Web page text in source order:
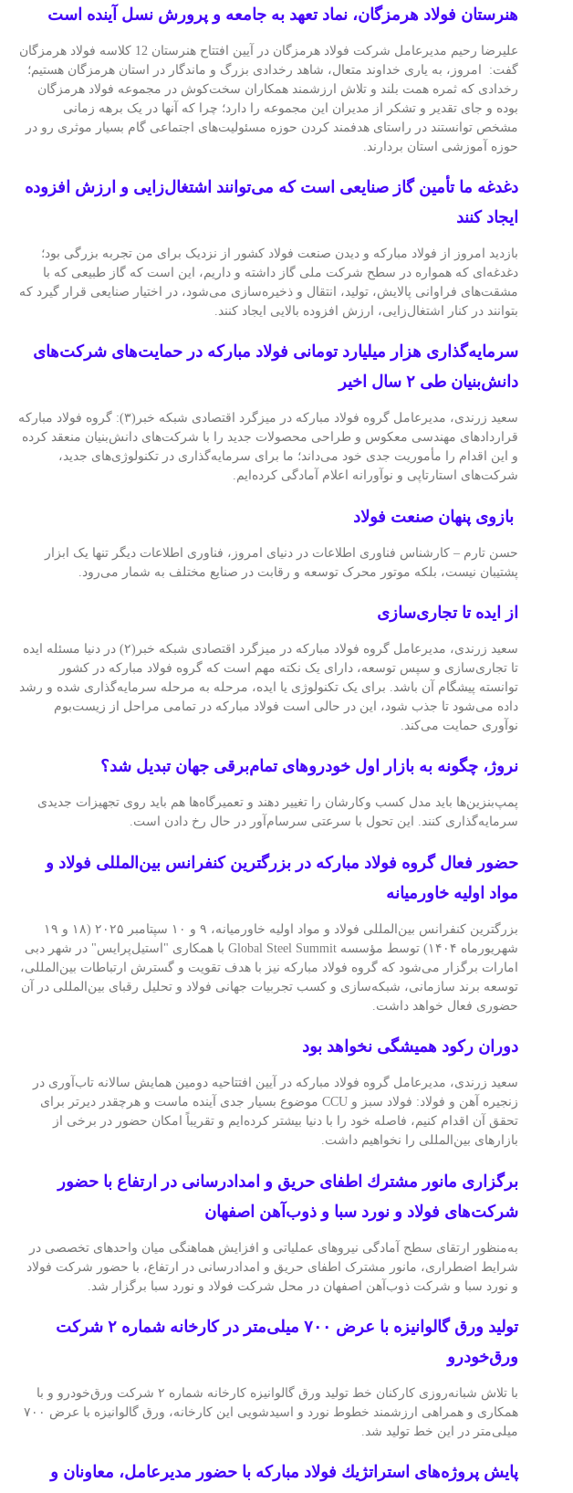
هنرستان فولاد هرمزگان، نماد تعهد به جامعه و پرورش نسل آینده است
علیرضا رحیم مدیرعامل شرکت فولاد هرمزگان در آیین افتتاح هنرستان 12 کلاسه فولاد هرمزگان
گفت: امروز، به یاری خداوند متعال، شاهد رخدادی بزرگ و ماندگار در استان هرمزگان هستیم؛
رخدادی که ثمره همت بلند و تلاش ارزشمند همکاران سخت‌کوش در مجموعه فولاد هرمزگان
بوده و جای تقدیر و تشکر از مدیران این مجموعه را دارد؛ چرا که آنها در یک برهه زمانی
مشخص توانستند در راستای هدفمند کردن حوزه مسئولیت‌های اجتماعی گام بسیار موثری رو در
حوزه آموزشی استان بردارند.
دغدغه‌ ما تأمین گاز صنایعی است که می‌توانند اشتغال‌زایی و ارزش افزوده
ایجاد کنند
بازدید امروز از فولاد مبارکه و دیدن صنعت فولاد کشور از نزدیک برای من تجربه بزرگی بود؛
دغدغه‌ای که همواره در سطح شرکت ملی گاز داشته و داریم، این است که گاز طبیعی که با
مشقت‌های فراوانی پالایش، تولید، انتقال و ذخیره‌سازی می‌شود، در اختیار صنایعی قرار گیرد که
بتوانند در کنار اشتغال‌زایی، ارزش افزوده بالایی ایجاد کنند.
سرمایه‌گذاری هزار میلیارد تومانی فولاد مبارکه در حمایت‌های شرکت‌های
دانش‌بنیان طی ۲ سال اخیر
سعید زرندی، مدیرعامل گروه فولاد مبارکه در میزگرد اقتصادی شبکه خبر(۳): گروه فولاد مبارکه
قراردادهای مهندسی معکوس و طراحی محصولات جدید را با شرکت‌های دانش‌بنیان منعقد کرده
و این اقدام را مأموریت جدی خود می‌داند؛ ما برای سرمایه‌گذاری در تکنولوژی‌های جدید،
شرکت‌های استارتاپی و نوآورانه اعلام آمادگی کرده‌ایم.
بازوی پنهان صنعت فولاد
حسن تارم – کارشناس فناوری اطلاعات در دنیای امروز، فناوری اطلاعات دیگر تنها یک ابزار
پشتیبان نیست، بلکه موتور محرک توسعه و رقابت در صنایع مختلف به شمار می‌رود.
از ایده تا تجاری‌سازی
سعید زرندی، مدیرعامل گروه فولاد مبارکه در میزگرد اقتصادی شبکه خبر(۲) در دنیا مسئله ایده
تا تجاری‌سازی و سپس توسعه، دارای یک نکته مهم است که گروه فولاد مبارکه در کشور
توانسته پیشگام آن باشد. برای یک تکنولوژی یا ایده، مرحله به مرحله سرمایه‌گذاری شده و رشد
داده می‌شود تا جذب شود، این در حالی است فولاد مبارکه در تمامی مراحل از زیست‌بوم
نوآوری حمایت می‌کند.
نروژ، چگونه به بازار اول خودروهای تمام‌برقی جهان تبدیل شد؟
پمپ‌بنزین‌ها باید مدل کسب وکارشان را تغییر دهند و تعمیرگاه‌ها هم باید روی تجهیزات جدیدی
سرمایه‌گذاری کنند. این تحول با سرعتی سرسام‌آور در حال رخ دادن است.
حضور فعال گروه فولاد مبارکه در بزرگترین کنفرانس بین‌المللی فولاد و
مواد اولیه خاورمیانه
بزرگترین کنفرانس بین‌المللی فولاد و مواد اولیه خاورمیانه، ۹ و ۱۰ سپتامبر ۲۰۲۵ (۱۸ و ۱۹
شهریورماه ۱۴۰۴) توسط مؤسسه Global Steel Summit با همکاری "استیل‌پرایس" در شهر دبی
امارات برگزار می‌شود که گروه فولاد مبارکه نیز با هدف تقویت و گسترش ارتباطات بین‌المللی،
توسعه برند سازمانی، شبکه‌سازی و کسب تجربیات جهانی فولاد و تحلیل رقبای بین‌المللی در آن
حضوری فعال خواهد داشت.
دوران رکود همیشگی نخواهد بود
سعید زرندی، مدیرعامل گروه فولاد مبارکه در آیین افتتاحیه دومین همایش سالانه تاب‌آوری در
زنجیره آهن و فولاد: فولاد سبز و CCU موضوع بسیار جدی آینده ماست و هرچقدر دیرتر برای
تحقق آن اقدام کنیم، فاصله خود را با دنیا بیشتر کرده‌ایم و تقریباً امکان حضور در برخی از
بازارهای بین‌المللی را نخواهیم داشت.
برگزاری مانور مشترك اطفای حریق و امدادرسانی در ارتفاع با حضور
شركت‌های فولاد و نورد سبا و ذوب‌آهن اصفهان
به‌منظور ارتقای سطح آمادگی نیروهای عملیاتی و افزایش هماهنگی میان واحدهای تخصصی در
شرایط اضطراری، مانور مشترک اطفای حریق و امدادرسانی در ارتفاع، با حضور شرکت فولاد
و نورد سبا و شرکت ذوب‌آهن اصفهان در محل شرکت فولاد و نورد سبا برگزار شد.
تولید ورق گالوانیزه با عرض ۷۰۰ میلی‌متر در كارخانه شماره ۲ شركت
ورق‌خودرو
با تلاش شبانه‌روزی کارکنان خط تولید ورق گالوانیزه کارخانه شماره ۲ شرکت ورق‌خودرو و با
همکاری و همراهی ارزشمند خطوط نورد و اسیدشویی این کارخانه، ورق گالوانیزه با عرض ۷۰۰
میلی‌متر در این خط تولید شد.
پایش پروژه‌های استراتژیك فولاد مباركه با حضور مدیرعامل، معاونان و